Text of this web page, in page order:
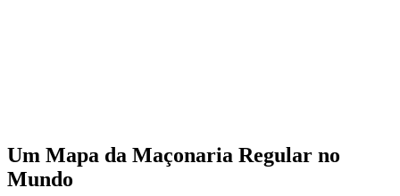
Um Mapa da Maçonaria Regular no
Mundo